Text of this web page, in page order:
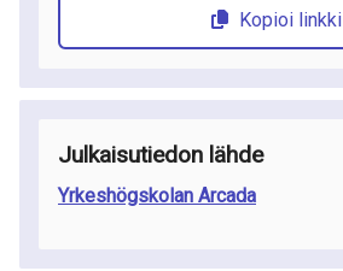
Kopioi linkki
Julkaisutiedon lähde
Yrkeshögskolan Arcada